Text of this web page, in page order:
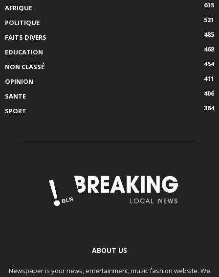
AFRIQUE
615
POLITIQUE
521
FAITS DIVERS
485
EDUCATION
468
NON CLASSÉ
454
OPINION
411
SANTE
406
SPORT
364
ABOUT US
Newspaper is your news, entertainment, music fashion website. We